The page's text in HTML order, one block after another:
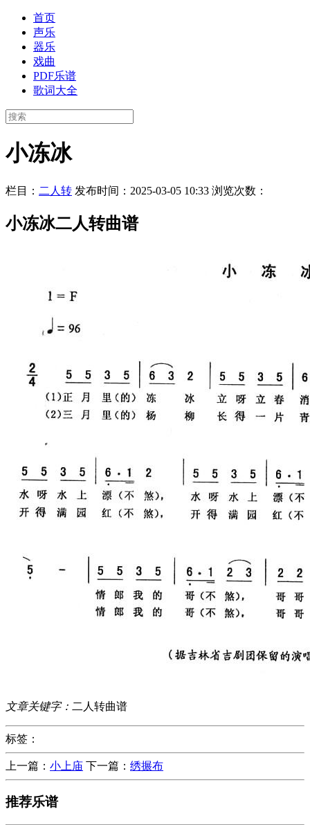
首页
声乐
器乐
戏曲
PDF乐谱
歌词大全
小冻冰
栏目： 二人转 发布时间：2025-03-05 10:33 浏览次数：
小冻冰二人转曲谱
文章关键字： 二人转曲谱
标签：
上一篇： 小上庙 下一篇： 绣搌布
推荐乐谱